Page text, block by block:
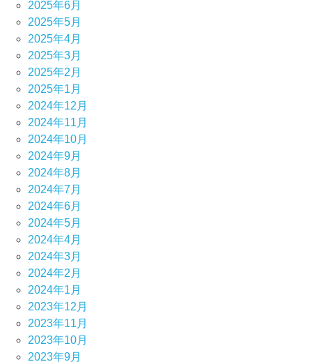
2025年6月
2025年5月
2025年4月
2025年3月
2025年2月
2025年1月
2024年12月
2024年11月
2024年10月
2024年9月
2024年8月
2024年7月
2024年6月
2024年5月
2024年4月
2024年3月
2024年2月
2024年1月
2023年12月
2023年11月
2023年10月
2023年9月